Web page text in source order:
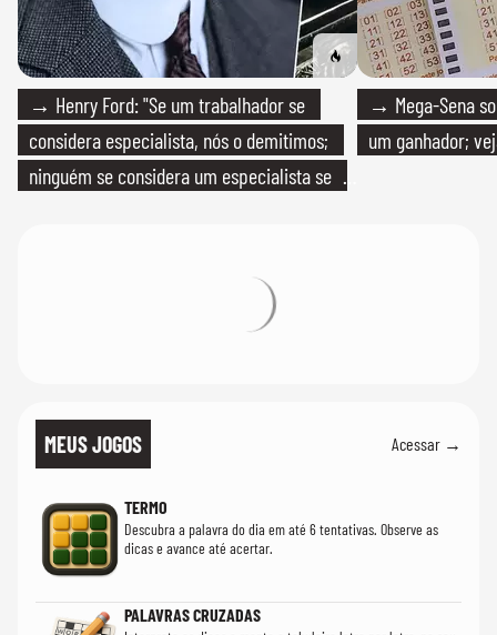
→ Henry Ford: "Se um trabalhador se
considera especialista, nós o demitimos;
ninguém se considera um especialista se
→ Mega-Sena
um ganhador;
MEUS JOGOS Acessar →
TERMO
Descubra a palavra do dia em até 6 tentativas. Observe as
dicas e avance até acertar.
PALAVRAS CRUZADAS